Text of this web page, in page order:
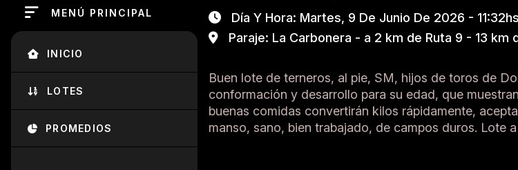
MENÚ PRINCIPAL
INICIO
LOTES
PROMEDIOS
Día Y Hora: Martes, 9 De Junio De 2026 - 11:32hs
Paraje: La Carbonera - a 2 km de Ruta 9 - 13 km
Buen lote de terneros, al pie, SM, hijos de toros de
conformación y desarrollo para su edad, que
buenas comidas convertirán kilos rápidamente,
manso, sano, bien trabajado, de campos duros. Lote